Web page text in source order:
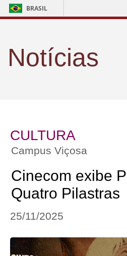
BRASIL
Notícias
CULTURA
Campus Viçosa
Cinecom exibe
Quatro Pilastras
25/11/2025